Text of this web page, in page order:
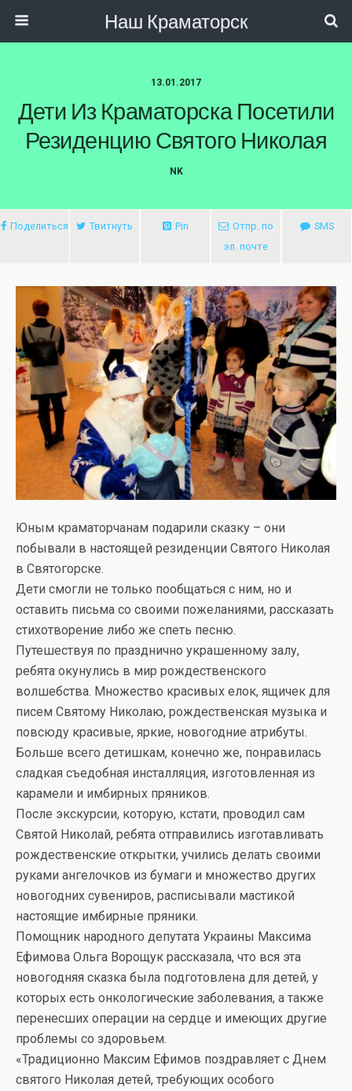
Наш Краматорск
13.01.2017
Дети Из Краматорска Посетили
Резиденцию Святого Николая
NK
Поделиться Твитнуть Pin
Отпр. по
эл. почте
SMS
Юным краматорчанам подарили сказку – они
побывали в настоящей резиденции Святого Николая
в Святогорске.
Дети смогли не только пообщаться с ним, но и
оставить письма со своими пожеланиями, рассказать
стихотворение либо же спеть песню.
Путешествуя по празднично украшенному залу,
ребята окунулись в мир рождественского
волшебства. Множество красивых елок, ящичек для
писем Святому Николаю, рождественская музыка и
повсюду красивые, яркие, новогодние атрибуты.
Больше всего детишкам, конечно же, понравилась
сладкая съедобная инсталляция, изготовленная из
карамели и имбирных пряников.
После экскурсии, которую, кстати, проводил сам
Святой Николай, ребята отправились изготавливать
рождественские открытки, учились делать своими
руками ангелочков из бумаги и множество других
новогодних сувениров, расписывали мастикой
настоящие имбирные пряники.
Помощник народного депутата Украины Максима
Ефимова Ольга Ворощук рассказала, что вся эта
новогодняя сказка была подготовлена для детей, у
которых есть онкологические заболевания, а также
перенесших операции на сердце и имеющих другие
проблемы со здоровьем.
«Традиционно Максим Ефимов поздравляет с Днем
святого Николая детей, требующих особого